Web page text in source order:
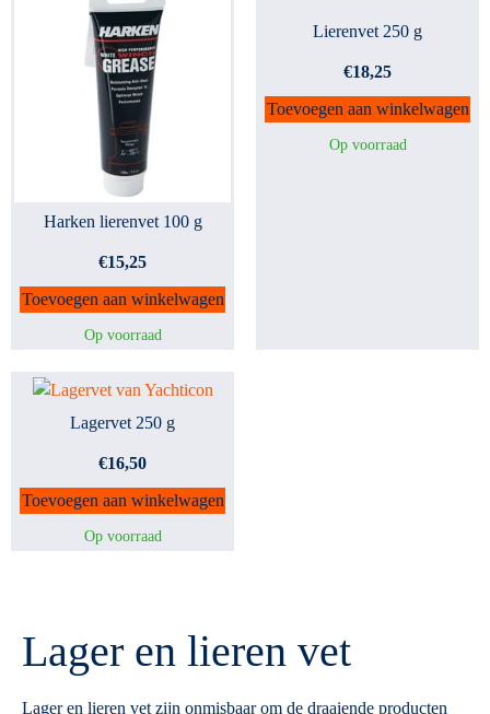
Op voorraad
Harken lierenvet 100 g
€15,25
Toevoegen aan winkelwagen
Op voorraad
Lierenvet 250 g
€18,25
Toevoegen aan winkelwagen
Op voorraad
Lagervet 250 g
€16,50
Toevoegen aan winkelwagen
Lager en lieren vet
Lager en lieren vet zijn onmisbaar om de draaiende producten